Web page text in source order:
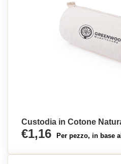
Custodia in Cotone
€1,16 Per pezzo, in base